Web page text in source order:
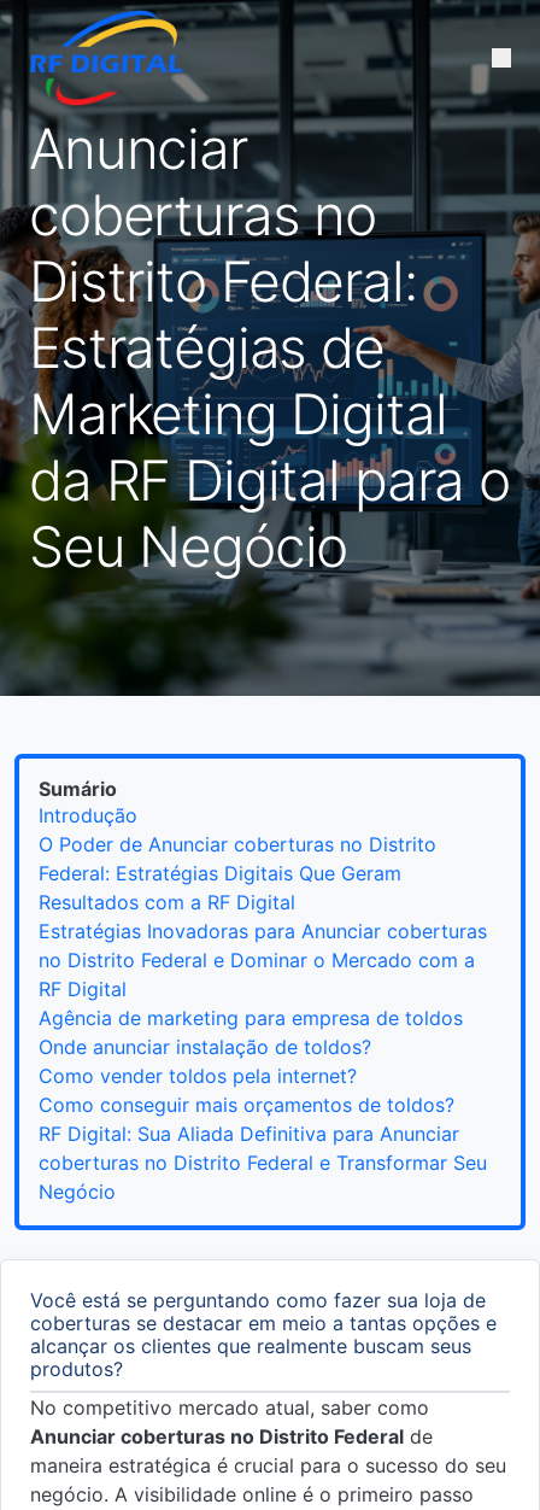
Anunciar
coberturas no
Distrito Federal:
Estratégias de
Marketing Digital
da RF Digital para o
Seu Negócio
Sumário
Introdução
O Poder de Anunciar coberturas no Distrito
Federal: Estratégias Digitais Que Geram
Resultados com a RF Digital
Estratégias Inovadoras para Anunciar coberturas
no Distrito Federal e Dominar o Mercado com a
RF Digital
Agência de marketing para empresa de toldos
Onde anunciar instalação de toldos?
Como vender toldos pela internet?
Como conseguir mais orçamentos de toldos?
RF Digital: Sua Aliada Definitiva para Anunciar
coberturas no Distrito Federal e Transformar Seu
Negócio
Você está se perguntando como fazer sua loja de
coberturas se destacar em meio a tantas opções e
alcançar os clientes que realmente buscam seus
produtos?
No competitivo mercado atual, saber como
Anunciar coberturas no Distrito Federal de
maneira estratégica é crucial para o sucesso do seu
negócio. A visibilidade online é o primeiro passo